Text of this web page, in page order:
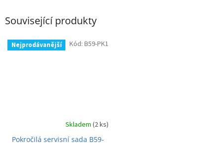
Související produkty
Nejprodávanější
Skladem (2 ks)
Pokročilá servisní sada B59-
Kód: B59-PK1